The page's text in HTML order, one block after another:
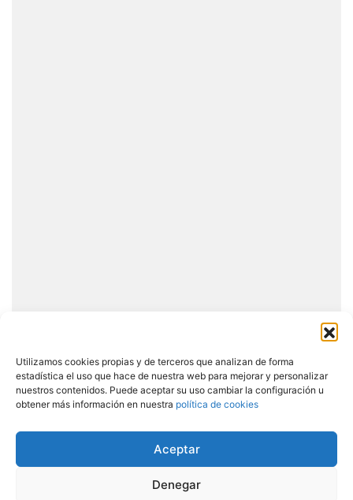
Utilizamos cookies propias y de terceros que analizan de forma
estadística el uso que hace de nuestra web para mejorar y personalizar
nuestros contenidos. Puede aceptar su uso cambiar la configuración u
obtener más información en nuestra política de cookies
Aceptar
Denegar
Copyright © 2026 Todos los derechos reservados